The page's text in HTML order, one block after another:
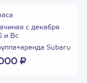
с декабря
и Вс
Subaru
₽